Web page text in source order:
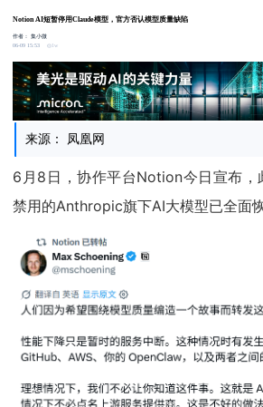
Notion AI短暂停用Claude模型，官方否认模型质量缺陷
作者：集小微
06-09 15:53
1w
来源： 凤凰网
6月8日，协作平台Notion今日宣布，
禁用的Anthropic旗下AI大模型已全面恢